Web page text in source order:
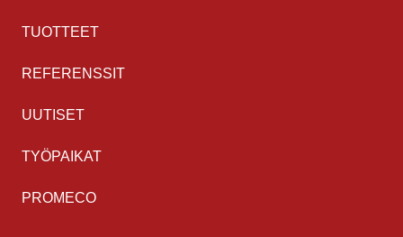
TUOTTEET
REFERENSSIT
UUTISET
TYÖPAIKAT
PROMECO